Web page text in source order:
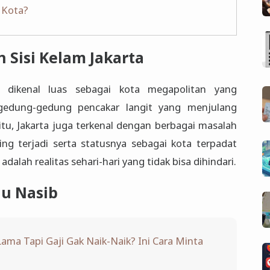
Kelam Jakarta
luas sebagai kota megapolitan yang
gedung pencakar langit yang menjulang
Jakarta juga terkenal dengan berbagai masalah
terjadi serta statusnya sebagai kota terpadat
realitas sehari-hari yang tidak bisa dihindari.
Nasib
Tapi Gaji Gak Naik-Naik? Ini Cara Minta